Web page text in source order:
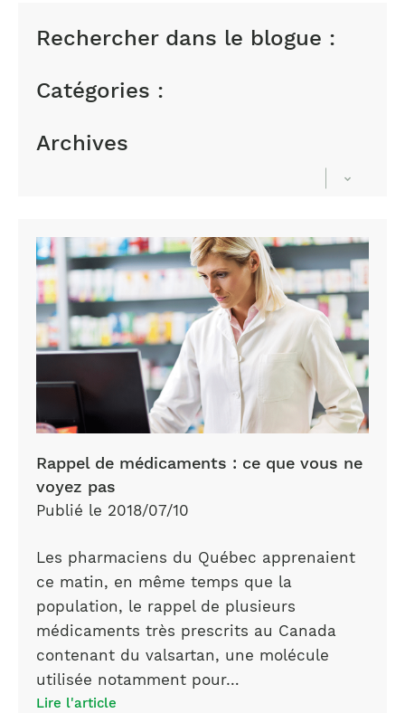
Rechercher dans le blogue :
Catégories :
Archives
Rappel
de
médicaments
Rappel de médicaments : ce que vous ne
voyez pas
Publié le 2018/07/10
Les pharmaciens du Québec apprenaient
ce matin, en même temps que la
population, le rappel de plusieurs
médicaments très prescrits au Canada
contenant du valsartan, une molécule
utilisée notamment pour…
Lire l'article